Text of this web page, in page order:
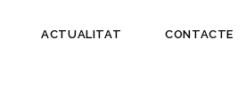
ACTUALITAT CONTACTE